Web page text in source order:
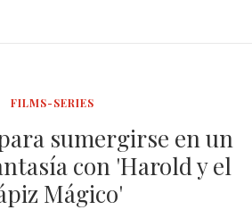
FILMS-SERIES
sumergirse en un
con 'Harold y el
Mágico'